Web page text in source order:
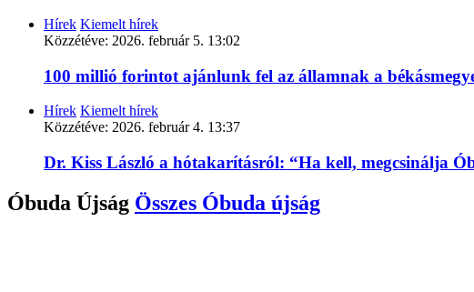
Hírek Kiemelt hírek
Közzétéve: 2026. február 5. 13:02
100 millió forintot ajánlunk fel az államnak a
Hírek Kiemelt hírek
Közzétéve: 2026. február 4. 13:37
Dr. Kiss László a hótakarításról: “Ha kell, megcsinálja
Óbuda Újság Összes Óbuda újság